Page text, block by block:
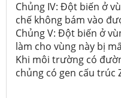
Chủng IV: Đột biến ở
chế không bám vào
Chủng V: Đột biến ở
làm cho vùng này bị
Khi môi trường có
chủng có gen cấu trúc